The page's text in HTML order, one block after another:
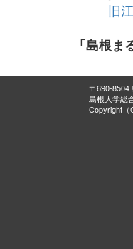
旧
「島根
〒690-8504
島根大学総
Copyright（